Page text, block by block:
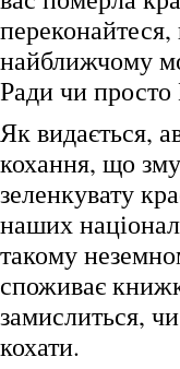
найближчому
Ради чи просто
Як видається,
кохання, що
зеленкувату
наших
такому
споживає
замислиться,
кохати.